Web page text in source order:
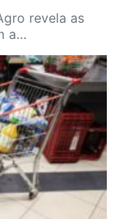
revela as
a…